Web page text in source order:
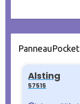
PanneauPocket